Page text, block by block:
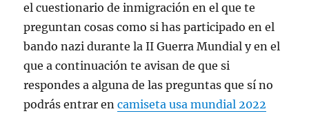
el cuestionario de inmigración en el que te
preguntan cosas como si has participado en el
bando nazi durante la II Guerra Mundial y en el
que a continuación te avisan de que si
respondes a alguna de las preguntas que sí no
podrás entrar encamiseta usa mundial 2022